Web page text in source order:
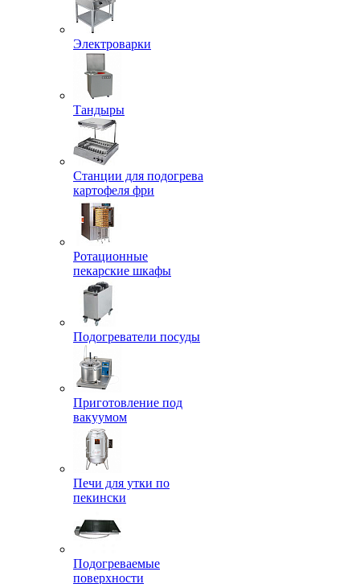
Электроварки
Тандыры
Станции для подогрева
картофеля фри
Ротационные
пекарские шкафы
Подогреватели посуды
Приготовление под
вакуумом
Печи для утки по
пекински
Подогреваемые
поверхности